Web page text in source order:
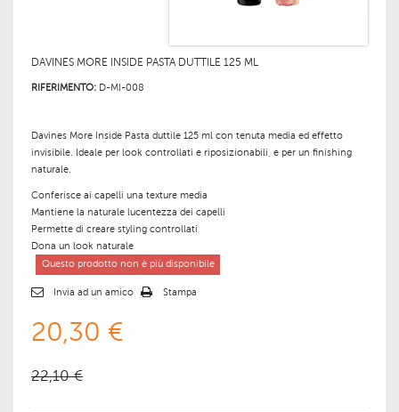
DAVINES MORE INSIDE PASTA DUTTILE 125 ML
RIFERIMENTO: D-MI-008
Davines More Inside Pasta duttile 125 ml con tenuta media ed effetto
invisibile. Ideale per look controllati e riposizionabili, e per un finishing
naturale.
Conferisce ai capelli una texture media
Mantiene la naturale lucentezza dei capelli
Permette di creare styling controllati
Dona un look naturale
Questo prodotto non è più disponibile
Invia ad un amico Stampa
20,30 €
22,10 €